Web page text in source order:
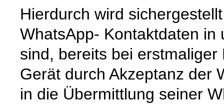
Hierdurch wird
WhatsApp- Kontaktdaten in
sind, bereits bei
Gerät durch Akzeptanz der
in die Übermittlung seiner